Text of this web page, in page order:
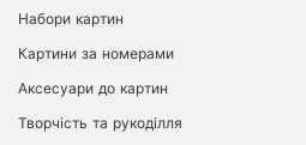
Набори картин
Картини за номерами
Аксесуари до картин
Творчість та рукоділля